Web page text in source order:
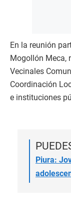
En la reunión
Mogollón Meca,
Vecinales
Coordinación
e instituciones
Piura: